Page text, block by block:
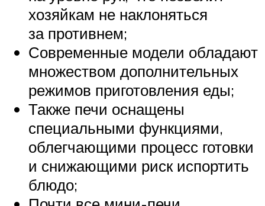
хозяйкам не наклоняться
за противнем;
Современные модели обладают
множеством дополнительных
режимов приготовления еды;
Также печи оснащены
специальными функциями,
облегчающими процесс готовки
и снижающими риск испортить
блюдо;